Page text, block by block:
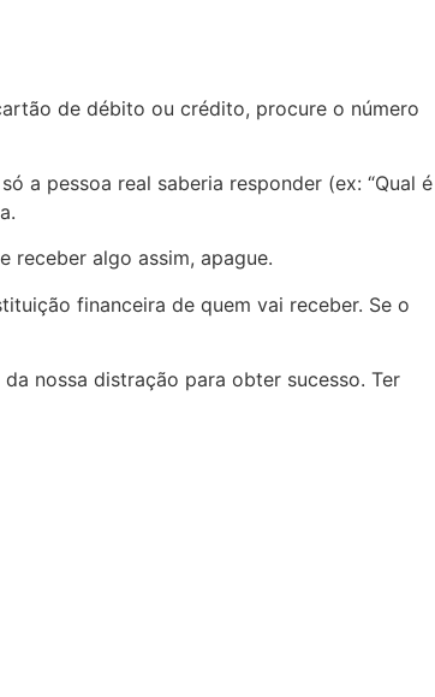
de débito ou crédito, procure o número
a pessoa real saberia responder (ex: “Qual é
receber algo assim, apague.
financeira de quem vai receber. Se o
nossa distração para obter sucesso. Ter